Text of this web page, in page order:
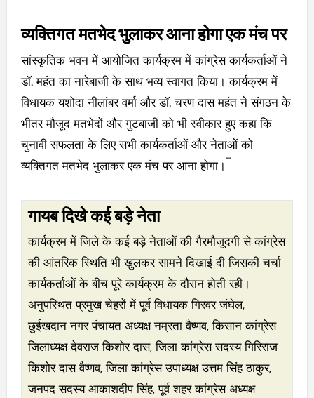
व्यक्तिगत मतभेद भुलाकर आना होगा एक मंच पर
सांस्कृतिक भवन में आयोजित कार्यक्रम में कांग्रेस कार्यकर्ताओं ने
डॉ. महंत का नारेबाजी के साथ भव्य स्वागत किया। कार्यक्रम में
विधायक यशोदा नीलांबर वर्मा और डॉ. चरण दास महंत ने संगठन के
भीतर मौजूद मतभेदों और गुटबाजी को भी स्वीकार हुए कहा कि
चुनावी सफलता के लिए सभी कार्यकर्ताओं और नेताओं को
व्यक्तिगत मतभेद भुलाकर एक मंच पर आना होगा।
गायब दिखे कई बड़े नेता
कार्यक्रम में जिले के कई बड़े नेताओं की गैरमौजूदगी से कांग्रेस
की आंतरिक स्थिति भी खुलकर सामने दिखाई दी जिसकी चर्चा
कार्यकर्ताओं के बीच पूरे कार्यक्रम के दौरान होती रही।
अनुपस्थित प्रमुख चेहरों में पूर्व विधायक गिरवर जंघेल,
छुईखदान नगर पंचायत अध्यक्ष नम्रता वैष्णव, किसान कांग्रेस
जिलाध्यक्ष देवराज किशोर दास, जिला कांग्रेस सदस्य गिरिराज
किशोर दास वैष्णव, जिला कांग्रेस उपाध्यक्ष उत्तम सिंह ठाकुर,
जनपद सदस्य आकाशदीप सिंह, पूर्व शहर कांग्रेस अध्यक्ष